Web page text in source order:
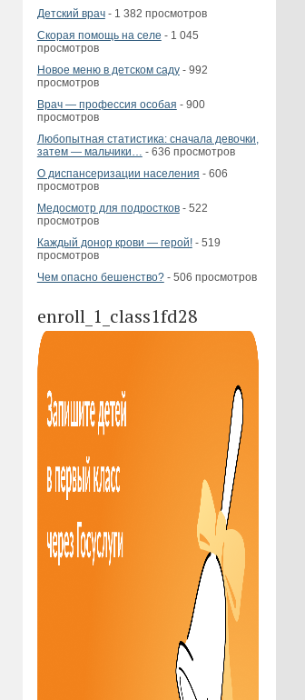
Детский врач- 1 382 просмотров
Скорая помощь на селе - 1 045
просмотров
Новое меню в детском саду- 992
просмотров
Врач — профессия особая - 900
просмотров
Любопытная статистика: сначала девочки,
затем — мальчики… - 636 просмотров
О диспансеризации населения - 606
просмотров
Медосмотр для подростков- 522
просмотров
Каждый донор крови — герой!- 519
просмотров
Чем опасно бешенство?- 506 просмотров
enroll_1_class1fd28